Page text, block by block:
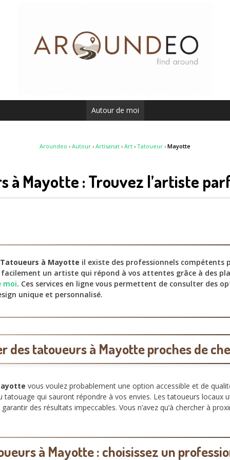
Autour de moi
Aroundeo › Autour › Artisanat › Art › Tatoueur › Mayotte
à Mayotte : Trouvez l’artiste
Tatoueurs à Mayotte il existe des professionnels compétents
un artiste qui répond à vos attentes grâce à des
moi. Ces services en ligne vous permettent de consulter des
unique et personnalisé.
des tatoueurs à Mayotte proches de
vous voulez probablement une option accessible et de
qui sauront répondre à vos envies. Les tatoueurs locaux
des résultats impeccables. Vous n’avez qu’à chercher à
à Mayotte : choisissez un